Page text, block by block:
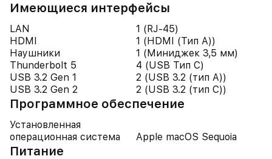
Имеющиеся интерфейсы
LAN
1 (RJ-45)
HDMI
1 (HDMI (Тип A))
Наушники
1 (Миниджек 3,5 мм)
Thunderbolt 5
4 (USB Тип C)
USB 3.2 Gen 1
2 (USB 3.2 (тип A))
USB 3.2 Gen 2
2 (USB 3.2 (тип C))
Программное обеспечение
Установленная
операционная система
Apple macOS Sequoia
Питание